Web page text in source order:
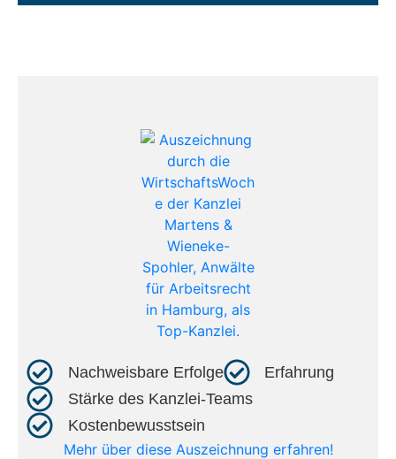
Nachweisbare Erfolge​
Erfahrung​
Stärke des Kanzlei-Teams​
Kostenbewusstsein​
Mehr über diese Auszeichnung erfahren!